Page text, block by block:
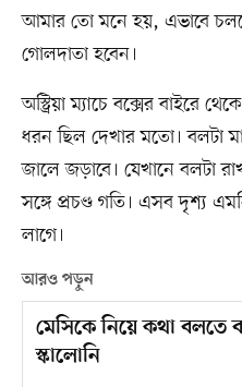
আমার তো মনে হয়, এভাবে
গোলদাতা হবেন।
অস্ট্রিয়া ম্যাচে বক্সের বাইরে
ধরন ছিল দেখার মতো। বলটা
জালে জড়াবে। যেখানে বলটা
সঙ্গে প্রচণ্ড গতি। এসব দৃশ্য
লাগে।
আরও পড়ুন
মেসিকে নিয়ে কথা বলতে
স্কালোনি